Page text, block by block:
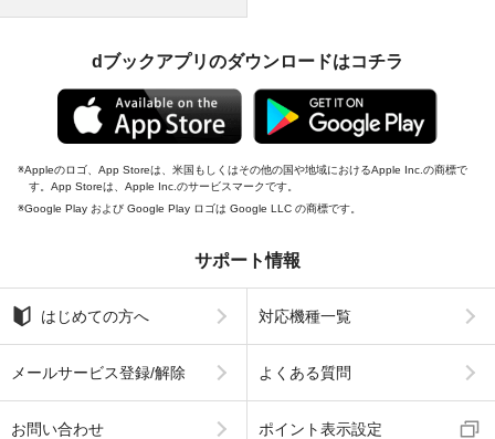
dブックアプリのダウンロードはコチラ
Appleのロゴ、App Storeは、米国もしくはその他の国や地域におけるApple Inc.の商標で
す。App Storeは、Apple Inc.のサービスマークです。
Google Play および Google Play ロゴは Google LLC の商標です。
サポート情報
はじめての方へ 対応機種一覧
メールサービス登録/解除 よくある質問
お問い合わせ ポイント表示設定